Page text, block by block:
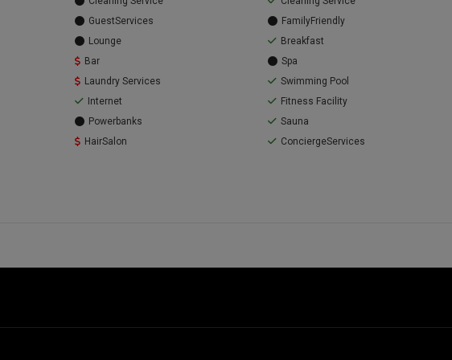
GuestServices
FamilyFriendly
Lounge
Breakfast
Bar
Spa
Laundry Services
Swimming Pool
Internet
Fitness Facility
Powerbanks
Sauna
HairSalon ConciergeServices